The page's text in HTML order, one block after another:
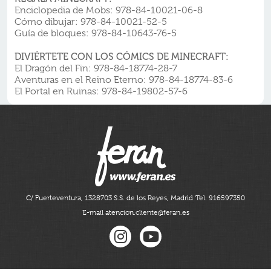
Enciclopedia de Mobs: 978-84-10021-06-8
Cómo dibujar: 978-84-10021-52-5
Guía de bloques: 978-84-10643-76-5
DIVIÉRTETE CON LOS CÓMICS DE MINECRAFT:
El Dragón del Fin: 978-84-18774-28-7
Aventuras en el Reino Eterno: 978-84-18774-83-6
El Portal en Ruinas: 978-84-19802-57-6
C/ Fuerteventura, 1328703 S.S. de los Reyes, Madrid Tel. 916597350
E-mail atencion.cliente@feran.es